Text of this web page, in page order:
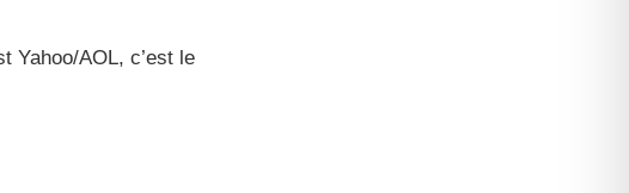
Yahoo/AOL, c’est le